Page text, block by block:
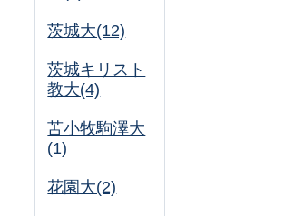
茨城大(12)
茨城キリスト
教大(4)
苫小牧駒澤大
(1)
花園大(2)